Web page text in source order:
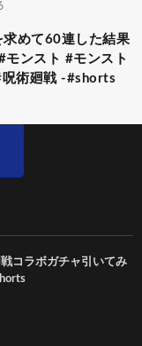
求めて60連した結果
モンスト #モンスト
呪術廻戦 -#shorts
コラボガチャ引いてみ